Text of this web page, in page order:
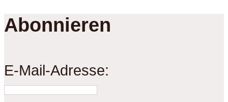
Abonnieren
E-Mail-Adresse: